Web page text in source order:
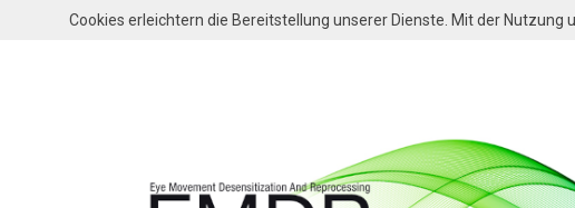
Cookies erleichtern die Bereitstellung unserer Dienste. Mit der Nutzung